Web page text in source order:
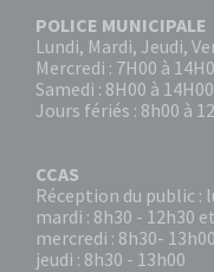
POLICE MUNICIPALE
Lundi, Mardi, Jeudi,
Mercredi : 7H00 à
Samedi : 8H00 à 14H00
Jours fériés : 8h00 à
CCAS
Réception du public :
mardi : 8h30 - 12h30
mercredi : 8h30- 13h00
jeudi : 8h30 - 13h00